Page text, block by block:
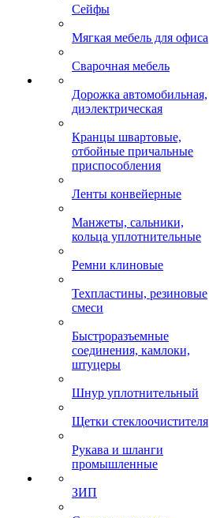
Сейфы
Мягкая мебель для офиса
Сварочная мебель
Дорожка автомобильная,
диэлектрическая
Кранцы швартовые,
отбойные причальные
приспособления
Ленты конвейерные
Манжеты, сальники,
кольца уплотнительные
Ремни клиновые
Техпластины, резиновые
смеси
Быстроразъемные
соединения, камлоки,
штуцеры
Шнур уплотнительный
Щетки стеклоочистителя
Рукава и шланги
промышленные
ЗИП